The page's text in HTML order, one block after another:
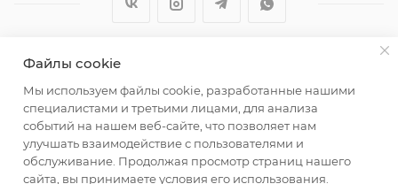
2026 © ООО "Вайт Текстиль групп"
Любая информация на сайте носит справочный
характер и не является публичной офертой
определяемой положениями пункта 2 статьи 437
Гражданского кодекса Российской Федерации.
Использование любых материалов, опубликованных
Файлы cookie
Мы используем файлы cookie, разработанные нашими
специалистами и третьими лицами, для анализа
событий на нашем веб-сайте, что позволяет нам
улучшать взаимодействие с пользователями и
обслуживание. Продолжая просмотр страниц нашего
сайта, вы принимаете условия его использования.